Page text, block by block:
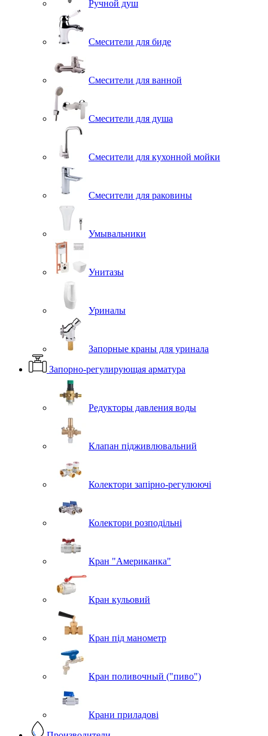
Ручной душ
Смесители для биде
Смесители для ванной
Смесители для душа
Смесители для кухонной мойки
Смесители для раковины
Умывальники
Унитазы
Уриналы
Запорные краны для уринала
Запорно-регулирующая арматура
Редукторы давления воды
Клапан підживлювальний
Колектори запірно-регулюючі
Колектори розподільні
Кран "Американка"
Кран кульовий
Кран під манометр
Кран поливочный ("пиво")
Крани приладові